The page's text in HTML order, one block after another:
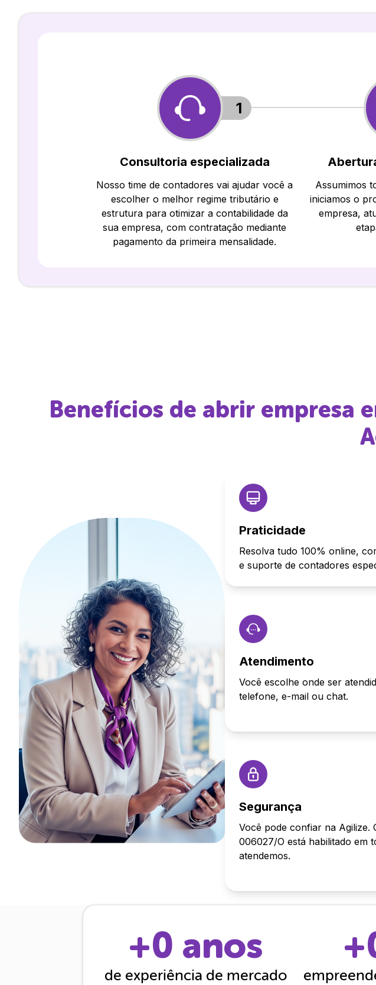
1
Consultoria especializada
Nosso time de contadores vai ajudar você a
escolher o melhor regime tributário e
estrutura para otimizar a contabilidade da
sua empresa, com contratação mediante
pagamento da primeira mensalidade.
Assumimos
iniciamos o
empresa,
Benefícios de abrir empresa
Praticidade
Resolva tudo 100% online,
e suporte de contadores
Atendimento
Você escolhe onde ser
telefone, e-mail ou chat.
Segurança
Você pode confiar na Agilize.
006027/O está habilitado em
atendemos.
+0 anos
de experiência de mercado
+